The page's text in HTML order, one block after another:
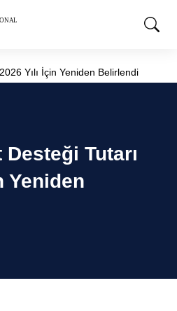
Yılı İçin Yeniden Belirlendi
Tutarı
Yeniden